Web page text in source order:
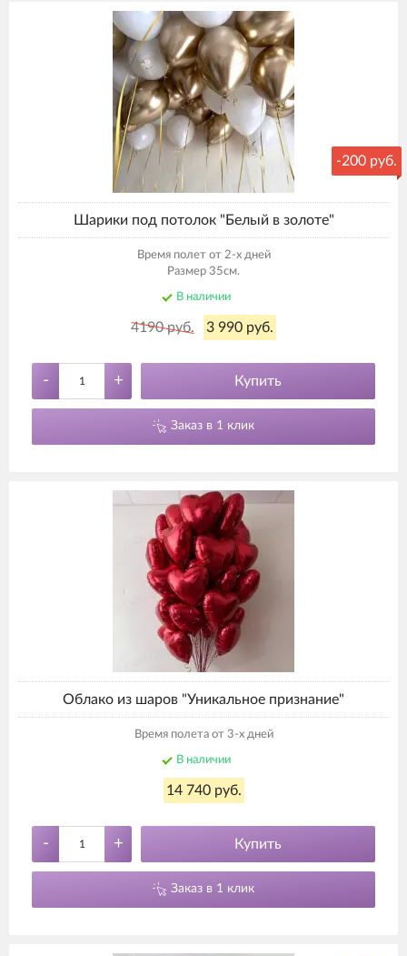
-200 руб.
Шарики под потолок "Белый в золоте"
Время полет от 2-х дней
Размер 35см.
В наличии
4190 руб. 3 990 руб.
- + Купить
Заказ в 1 клик
Облако из шаров "Уникальное признание"
Время полета от 3-х дней
В наличии
14 740 руб.
- + Купить
Заказ в 1 клик